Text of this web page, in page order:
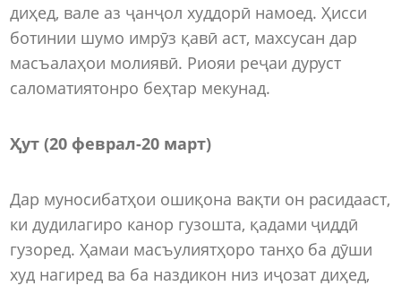
диҳед, вале аз ҷанҷол худдорӣ намоед. Ҳисси
ботинии шумо имрӯз қавӣ аст, махсусан дар
масъалаҳои молиявӣ. Риояи реҷаи дуруст
саломатиятонро беҳтар мекунад.
Ҳут (20 феврал-20 март)
Дар муносибатҳои ошиқона вақти он расидааст,
ки дудилагиро канор гузошта, қадами ҷиддӣ
гузоред. Ҳамаи масъулиятҳоро танҳо ба дӯши
худ нагиред ва ба наздикон низ иҷозат диҳед,